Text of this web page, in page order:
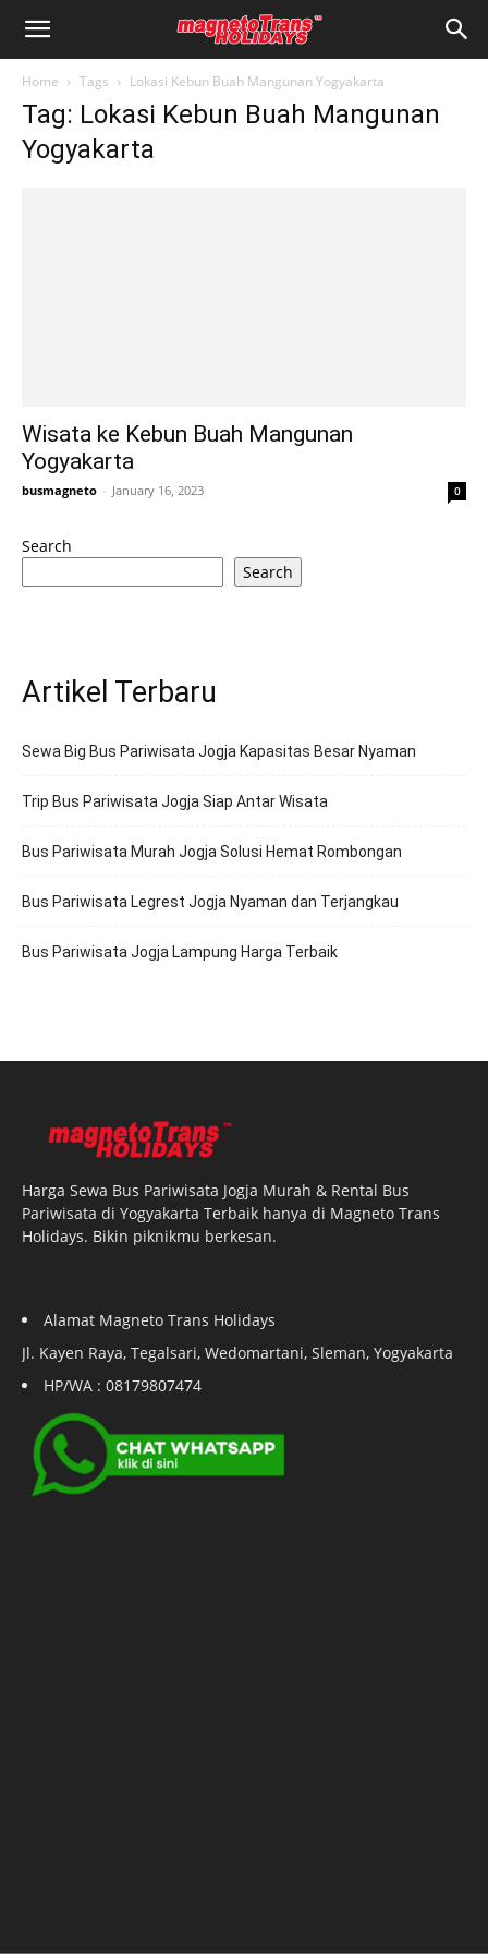
Home Tags Lokasi Kebun Buah Mangunan Yogyakarta
Tag: Lokasi Kebun Buah Mangunan
Yogyakarta
Wisata ke Kebun Buah Mangunan
Yogyakarta
busmagneto - January 16, 2023 0
Search
Search
Artikel Terbaru
Sewa Big Bus Pariwisata Jogja Kapasitas Besar Nyaman
Trip Bus Pariwisata Jogja Siap Antar Wisata
Bus Pariwisata Murah Jogja Solusi Hemat Rombongan
Bus Pariwisata Legrest Jogja Nyaman dan Terjangkau
Bus Pariwisata Jogja Lampung Harga Terbaik
Harga Sewa Bus Pariwisata Jogja Murah & Rental Bus
Pariwisata di Yogyakarta Terbaik hanya di Magneto Trans
Holidays. Bikin piknikmu berkesan.
Alamat Magneto Trans Holidays
Jl. Kayen Raya, Tegalsari, Wedomartani, Sleman, Yogyakarta
HP/WA : 08179807474